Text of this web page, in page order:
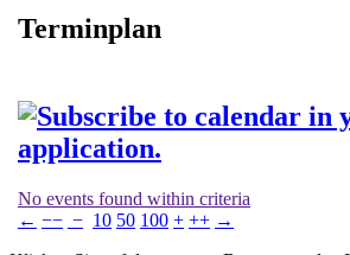
Terminplan
No events found within criteria
← −− − 10 50 100 + ++ →